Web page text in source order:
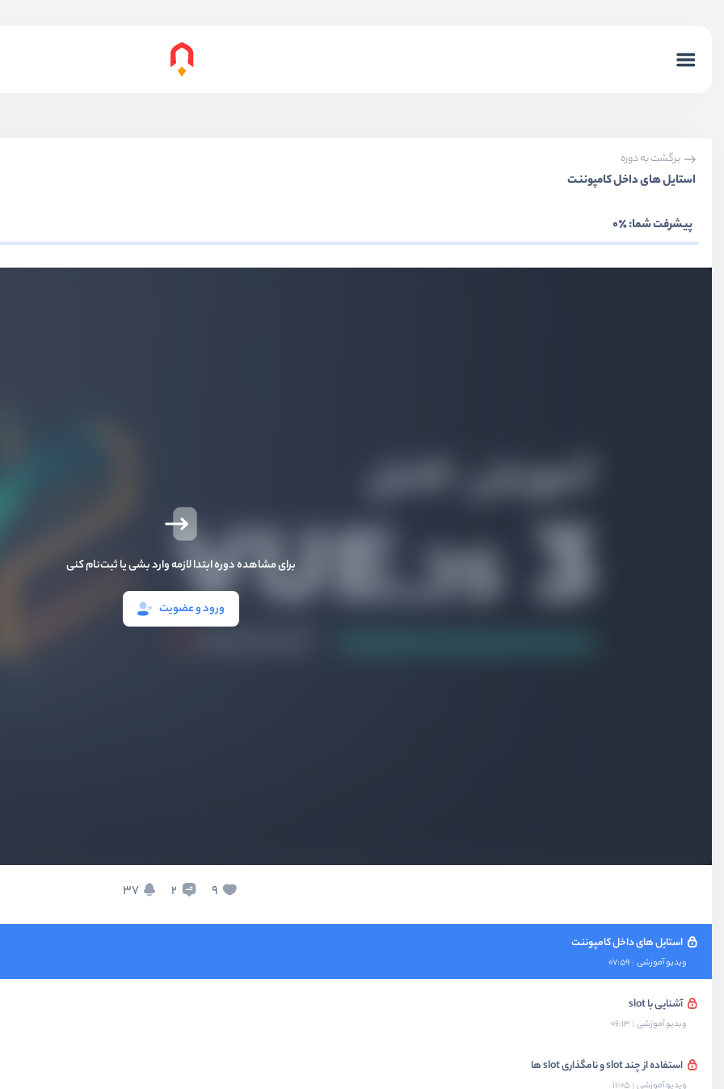
برگشت به دوره
استایل های داخل کامپوننت
پیشرفت شما:٪0
برای مشاهده دوره ابتدا لازمه وارد بشی یا ثبت‌نام کنی
ورود و عضویت
9
2
37
استایل های داخل کامپوننت
ویدیو آموزشی 07:59
آشنایی با slot
ویدیو آموزشی 06:13
استفاده از چند slot و نامگذاری slot ها
ویدیو آموزشی 11:05